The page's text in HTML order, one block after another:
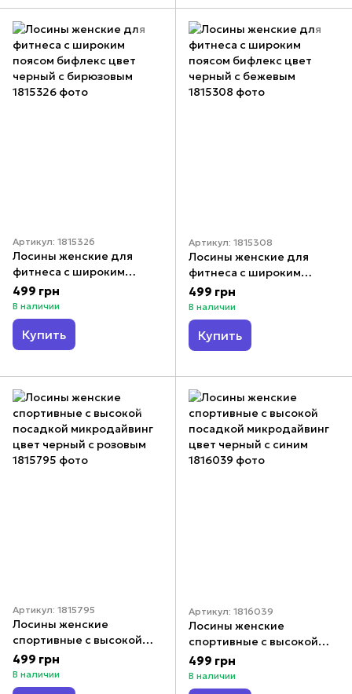
Артикул: 1815326
Лосины женские для
фитнеса с широким
поясом бифлекс цвет
черный с бирюзовым
499 грн
В наличии
Купить
Артикул: 1815308
Лосины женские для
фитнеса с широким
поясом бифлекс цвет
черный с бежевым
499 грн
В наличии
Купить
Артикул: 1815795
Лосины женские
спортивные с высокой
посадкой микродайвинг
цвет черный с розовым
499 грн
В наличии
Артикул: 1816039
Лосины женские
спортивные с высокой
посадкой микродайвинг
цвет черный с синим
499 грн
В наличии